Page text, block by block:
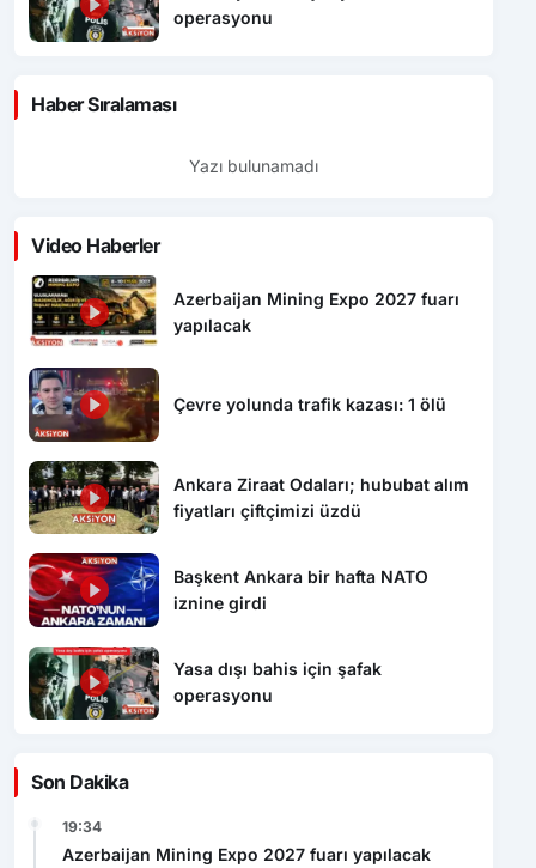
operasyonu
Haber Sıralaması
Yazı bulunamadı
Video Haberler
Azerbaijan Mining Expo 2027 fuarı
yapılacak
Çevre yolunda trafik kazası: 1 ölü
Ankara Ziraat Odaları; hububat alım
fiyatları çiftçimizi üzdü
Başkent Ankara bir hafta NATO
iznine girdi
Yasa dışı bahis için şafak
operasyonu
Son Dakika
19:34
Azerbaijan Mining Expo 2027 fuarı yapılacak